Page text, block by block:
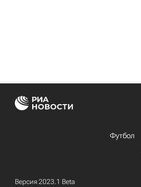
Футбол
Версия 2023.1 Beta